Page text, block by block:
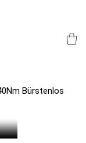
Bürstenlos